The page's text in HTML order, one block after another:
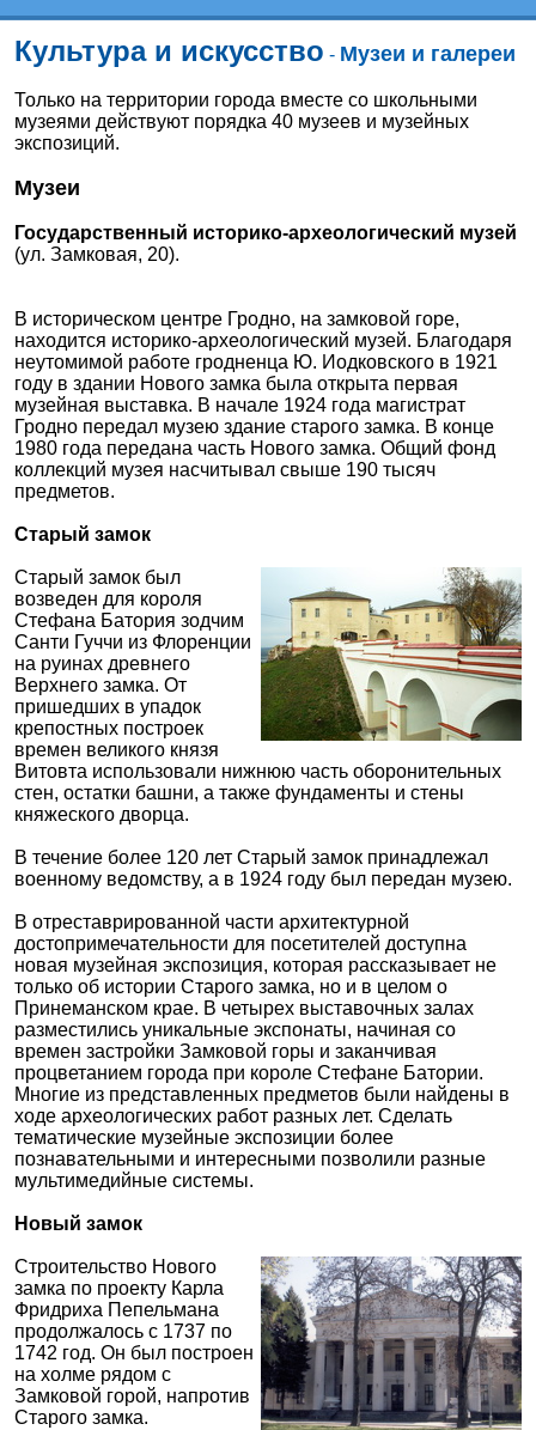
Культура и искусство - Музеи и галереи
Только на территории города вместе со школьными
музеями действуют порядка 40 музеев и музейных
экспозиций.
Музеи
Государственный историко-археологический музей
(ул. Замковая, 20).
В историческом центре Гродно, на замковой горе,
находится историко-археологический музей. Благодаря
неутомимой работе гродненца Ю. Иодковского в 1921
году в здании Нового замка была открыта первая
музейная выставка. В начале 1924 года магистрат
Гродно передал музею здание старого замка. В конце
1980 года передана часть Нового замка. Общий фонд
коллекций музея насчитывал свыше 190 тысяч
предметов.
Старый замок
Старый замок был
возведен для короля
Стефана Батория зодчим
Санти Гуччи из Флоренции
на руинах древнего
Верхнего замка. От
пришедших в упадок
крепостных построек
времен великого князя
Витовта использовали нижнюю часть оборонительных
стен, остатки башни, а также фундаменты и стены
княжеского дворца.
В течение более 120 лет Старый замок принадлежал
военному ведомству, а в 1924 году был передан музею.
В отреставрированной части архитектурной
достопримечательности для посетителей доступна
новая музейная экспозиция, которая рассказывает не
только об истории Старого замка, но и в целом о
Принеманском крае. В четырех выставочных залах
разместились уникальные экспонаты, начиная со
времен застройки Замковой горы и заканчивая
процветанием города при короле Стефане Батории.
Многие из представленных предметов были найдены в
ходе археологических работ разных лет. Сделать
тематические музейные экспозиции более
познавательными и интересными позволили разные
мультимедийные системы.
Новый замок
Строительство Нового
замка по проекту Карла
Фридриха Пепельмана
продолжалось с 1737 по
1742 год. Он был построен
на холме рядом с
Замковой горой, напротив
Старого замка.